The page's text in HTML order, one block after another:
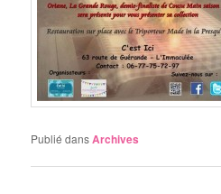
Publié dansArchives